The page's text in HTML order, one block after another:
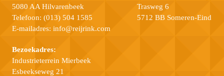
5080 AA Hilvarenbeek
Telefoon: (013) 504 1585
E-mailadres: info@reijrink.com
Bezoekadres:
Industrieterrein Mierbeek
Esbeekseweg 21
Trasweg 6
5712 BB Someren-Eind